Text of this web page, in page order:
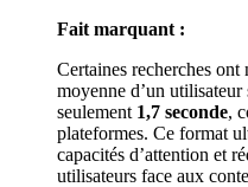
Fait marquant :
Certaines recherches ont
moyenne d’un
seulement 1,7 seconde,
plateformes. Ce format
capacités d’attention et
utilisateurs face aux